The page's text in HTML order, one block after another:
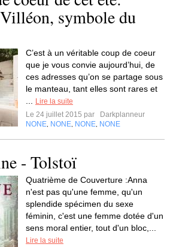
symbole du
C’est à un véritable coup de coeur
que je vous convie aujourd’hui, de
ces adresses qu’on se partage sous
le manteau, tant elles sont rares et
Lire la suite
Le 24 juillet 2015 par
Darkplanneur
NONE NONE NONE NONE
- Tolstoï
Quatrième de Couverture :Anna
n'est pas qu'une femme, qu'un
splendide spécimen du sexe
féminin, c'est une femme dotée d'un
sens moral entier, tout d'un bloc,...
Lire la suite